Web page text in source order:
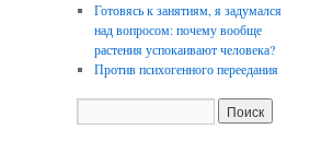
Готовясь к занятиям, я задумался
над вопросом: почему вообще
растения успокаивают человека?
Против психогенного переедания